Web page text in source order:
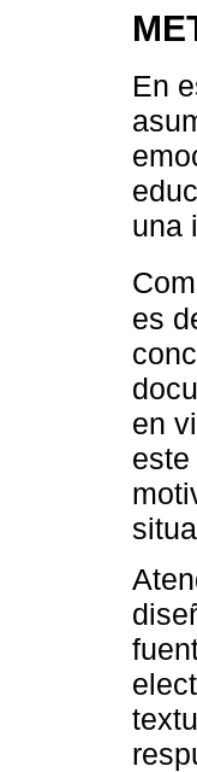
En
una
es
en